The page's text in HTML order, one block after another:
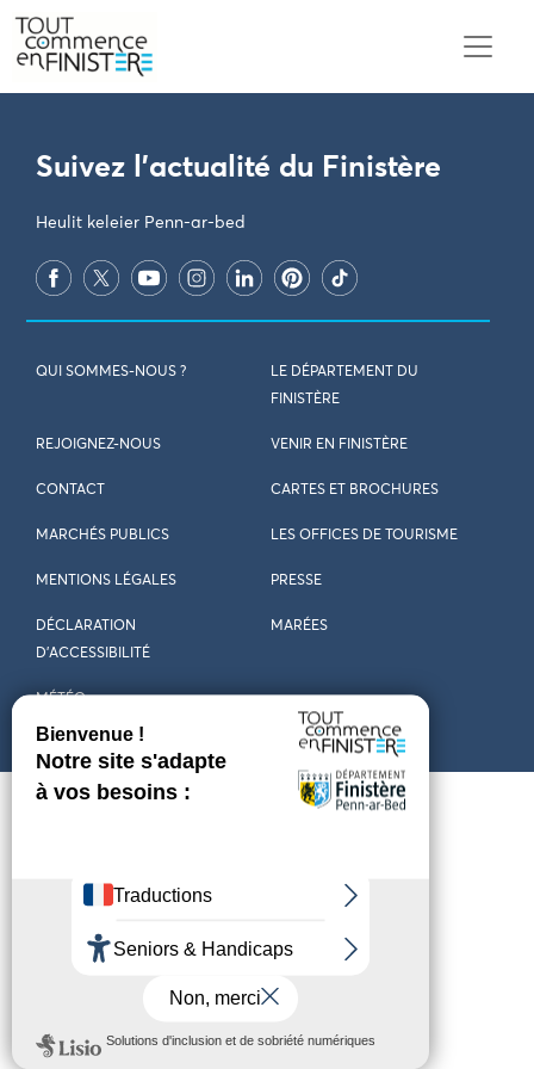
PARAMÈTRES DES COOKIES
Suivez l'actualité du Finistère
Heulit keleier Penn-ar-bed
QUI SOMMES-NOUS ?
LE DÉPARTEMENT DU
FINISTÈRE
REJOIGNEZ-NOUS VENIR EN FINISTÈRE
CONTACT CARTES ET BROCHURES
MARCHÉS PUBLICS LES OFFICES DE TOURISME
MENTIONS LÉGALES PRESSE
DÉCLARATION
D’ACCESSIBILITÉ
MARÉES
MÉTÉO